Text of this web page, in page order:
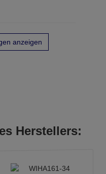
anzeigen
Herstellers: